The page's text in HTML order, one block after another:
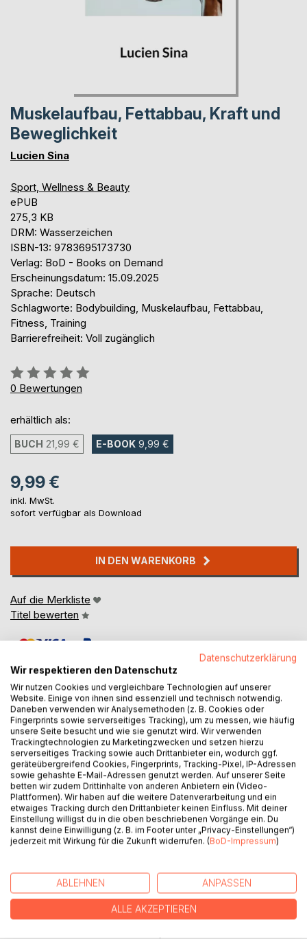
Muskelaufbau, Fettabbau, Kraft und
Beweglichkeit
Lucien Sina
Sport, Wellness & Beauty
ePUB
275,3 KB
DRM: Wasserzeichen
ISBN-13: 9783695173730
Verlag: BoD - Books on Demand
Erscheinungsdatum: 15.09.2025
Sprache: Deutsch
Schlagworte: Bodybuilding, Muskelaufbau, Fettabbau,
Fitness, Training
Barrierefreiheit: Voll zugänglich
Bewertung::
0%
0 Bewertungen
erhältlich als:
BUCH 21,99 € E-BOOK 9,99 €
9,99 €
inkl. MwSt.
sofort verfügbar als Download
IN DEN WARENKORB
Auf die Merkliste
Titel bewerten
BESCHREIBUNG
Entdecken Sie das ultimative Trainingsbuch, das Ihre
Fitnessreise revolutionieren wird! Unser Buch bietet nicht
nur eine Fülle von wissenschaftlich fundierten
Informationen, sondern auch praktische Tipps von
erfahrenen Bodybuilding-Experten. Egal, ob Sie Anfänger
oder Fortgeschrittener sind, dieses Trainingsbuch ist Ihr
Schlüssel zu einem effektiven und gezielten Workout.
helfen Ihnen, die richtige Technik zu beherrschen und
maximale Ergebnisse zu erzielen. Entwickeln Sie einen
maßgeschneiderten Trainingsplan auf der Grundlage Ihrer
individuellen Ziele, wie Muskelaufbau, Fettverbrennung
Datenschutzerklärung
Wir respektieren den Datenschutz
Wir nutzen Cookies und vergleichbare Technologien auf unserer
Website. Einige von ihnen sind essenziell und technisch notwendig.
Daneben verwenden wir Analysemethoden (z. B. Cookies oder
Fingerprints sowie serverseitiges Tracking), um zu messen, wie häufig
unsere Seite besucht und wie sie genutzt wird. Wir verwenden
Trackingtechnologien zu Marketingzwecken und setzen hierzu
serverseitiges Tracking sowie auch Drittanbieter ein, wodurch ggf.
geräteübergreifend Cookies, Fingerprints, Tracking-Pixel, IP-Adressen
sowie gehashte E-Mail-Adressen genutzt werden. Auf unserer Seite
betten wir zudem Drittinhalte von anderen Anbietern ein (Video-
Plattformen). Wir haben auf die weitere Datenverarbeitung und ein
etwaiges Tracking durch den Drittanbieter keinen Einfluss. Mit deiner
Einstellung willigst du in die oben beschriebenen Vorgänge ein. Du
kannst deine Einwilligung (z. B. im Footer unter „Privacy-Einstellungen“)
jederzeit mit Wirkung für die Zukunft widerrufen. (BoD-Impressum)
ABLEHNEN ANPASSEN
ALLE AKZEPTIEREN